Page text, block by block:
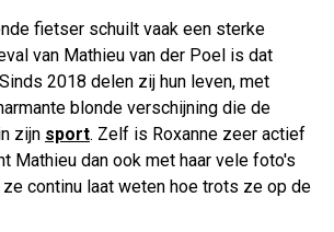
fietser schuilt vaak een sterke
van Mathieu van der Poel is dat
2018 delen zij hun leven, met
blonde verschijning die de
zijn sport. Zelf is Roxanne zeer actief
Mathieu dan ook met haar vele foto's
ze continu laat weten hoe trots ze op de